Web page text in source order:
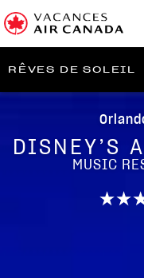
RÊVES DE SOLEIL
DISNEY’S
MUSIC